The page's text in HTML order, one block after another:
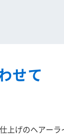
せて
げのヘアーラ